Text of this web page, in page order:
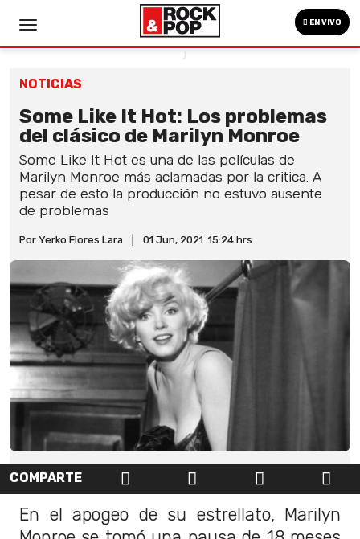
EN VIVO
NOTICIAS
Some Like It Hot: Los problemas
del clásico de Marilyn Monroe
Some Like It Hot es una de las películas de
Marilyn Monroe más aclamadas por la critica. A
pesar de esto la producción no estuvo ausente
de problemas
Por Yerko Flores Lara 01 Jun, 2021. 15:24 hrs
COMPARTE
En el apogeo de su estrellato, Marilyn